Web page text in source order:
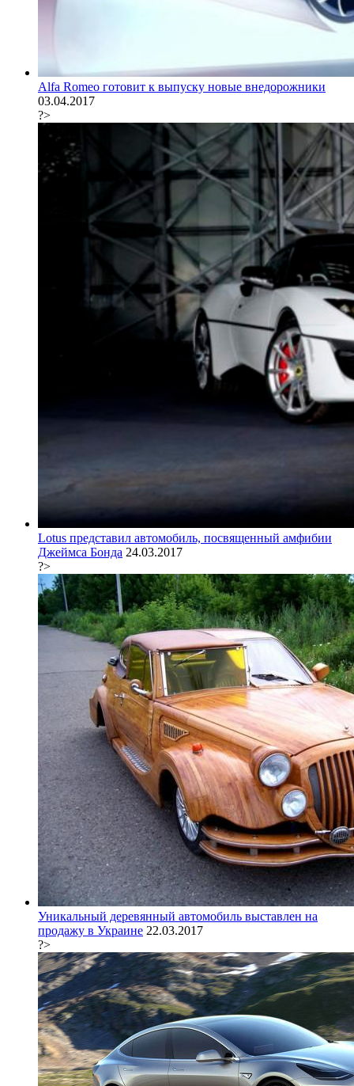
Alfa Romeo готовит к выпуску новые внедорожники
03.04.2017
?>
Lotus представил автомобиль, посвященный амфибии
Джеймса Бонда 24.03.2017
?>
Уникальный деревянный автомобиль выставлен на
продажу в Украине 22.03.2017
?>